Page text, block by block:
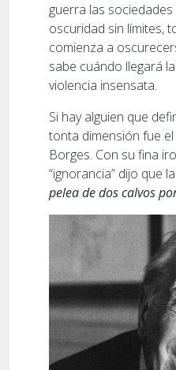
guerra las
oscuridad sin límites,
comienza a
sabe cuándo llegará
violencia insensata.
Si hay alguien que
tonta dimensión fue el
Borges. Con su fina
“ignorancia” dijo que
pelea de dos calvos